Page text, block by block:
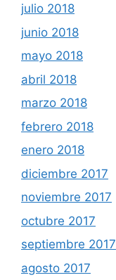
julio 2018
junio 2018
mayo 2018
abril 2018
marzo 2018
febrero 2018
enero 2018
diciembre 2017
noviembre 2017
octubre 2017
septiembre 2017
agosto 2017